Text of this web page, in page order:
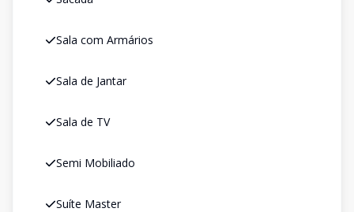
Sala com Armários
Sala de Jantar
Sala de TV
Semi Mobiliado
Suíte Master